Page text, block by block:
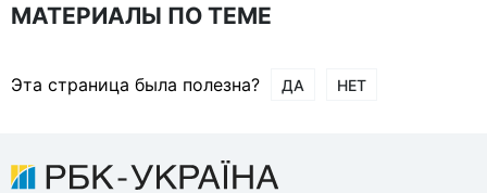
МАТЕРИАЛЫ ПО ТЕМЕ
Эта страница была полезна? ДА НЕТ